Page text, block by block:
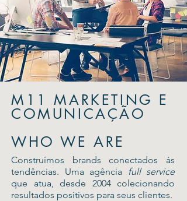
M11 MARKETING E
COMUNICAÇÃO
WHO WE ARE
Construímos brands conectados às
tendências. Uma agência
full service
que atua, desde 2004 colecionando
resultados positivos para seus clientes.